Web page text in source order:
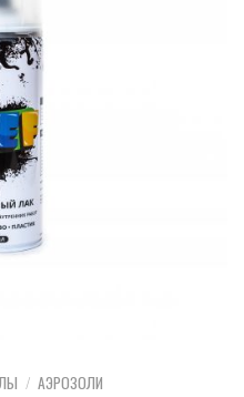
/ АЭРОЗОЛИ